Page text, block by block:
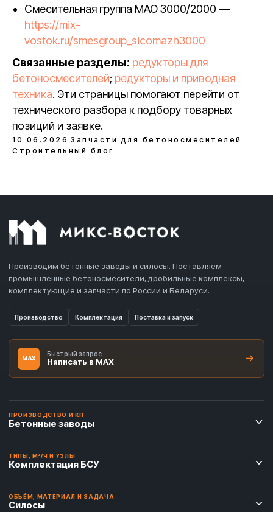
Смесительная группа MAO 3000/2000 —
https://mix-
vostok.ru/smesgroup_sicomazh3000
Связанные разделы: редукторы для
бетоносмесителей; редукторы и приводная
техника. Эти страницы помогают перейти от
технического разбора к подбору товарных
позиций и заявке.
10.06.2026 Запчасти для бетоносмесителей
Строительный блог
Производим бетонные заводы и силосы. Поставляем
промышленные бетоносмесители, дробильные комплексы,
комплектующие и запчасти по России и Беларуси.
Производство Комплектация Поставка и запуск
MAX
Быстрый запрос
Написать в MAX
ПРОИЗВОДСТВО И КП
Бетонные заводы
ТИПЫ, М³/Ч И УЗЛЫ
Комплектация БСУ
ОБЪЁМ, МАТЕРИАЛ И ЗАДАЧА
Силосы